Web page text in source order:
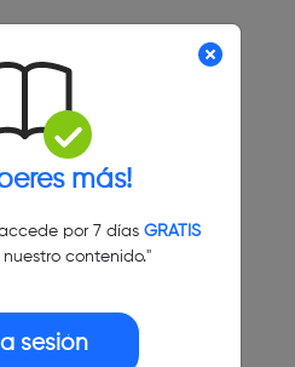
más!
por 7 días GRATIS
contenido."
sesión